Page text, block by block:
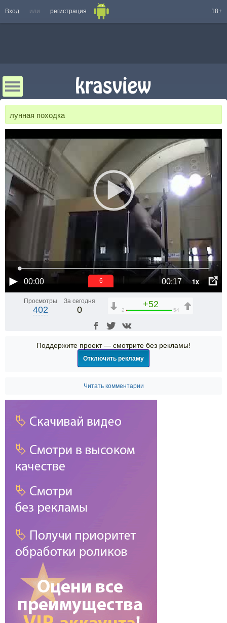
Вход или регистрация 18+
лунная походка
00:00 00:17 1x
6
Просмотры
402
За сегодня
0
+52
2 54
Поддержите проект — смотрите без рекламы!
Отключить рекламу
Читать комментарии